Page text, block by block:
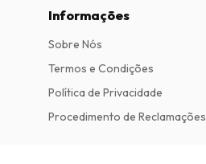
Informações
Sobre Nós
Termos e Condições
Política de Privacidade
Procedimento de Reclamações